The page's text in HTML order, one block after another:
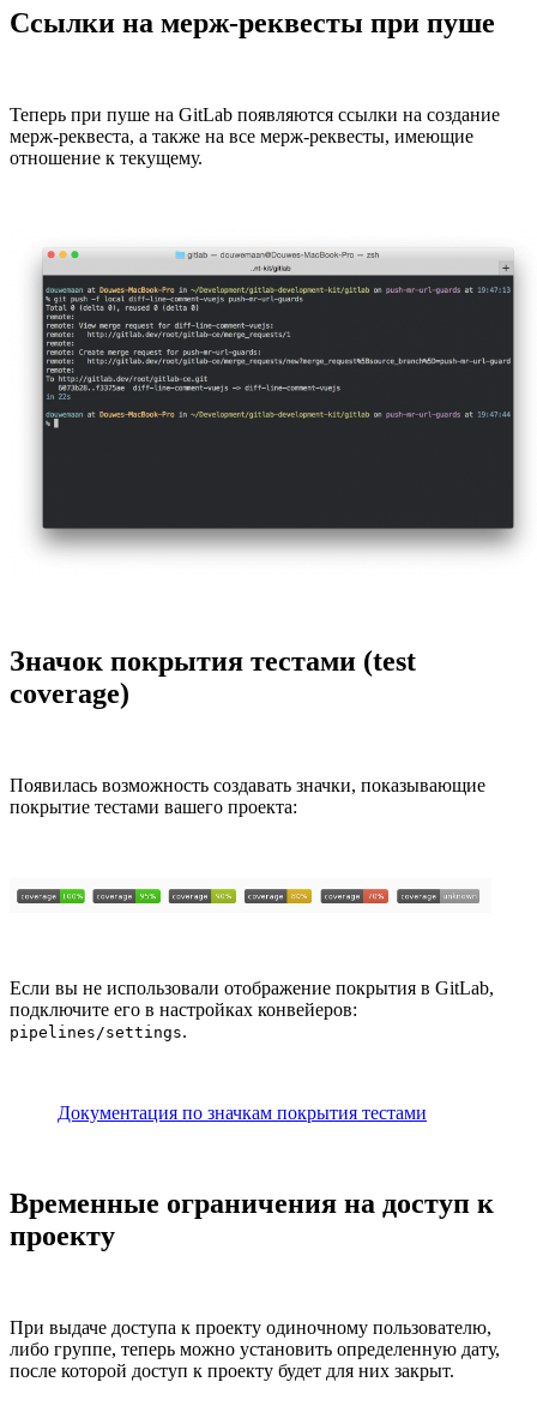
Ссылки на мерж-реквесты при пуше
Теперь при пуше на GitLab появляются ссылки на создание
мерж-реквеста, а также на все мерж-реквесты, имеющие
отношение к текущему.
Значок покрытия тестами (test
coverage)
Появилась возможность создавать значки, показывающие
покрытие тестами вашего проекта:
Если вы не использовали отображение покрытия в GitLab,
подключите его в настройках конвейеров:
pipelines/settings.
Документация по значкам покрытия тестами
Временные ограничения на доступ к
проекту
При выдаче доступа к проекту одиночному пользователю,
либо группе, теперь можно установить определенную дату,
после которой доступ к проекту будет для них закрыт.